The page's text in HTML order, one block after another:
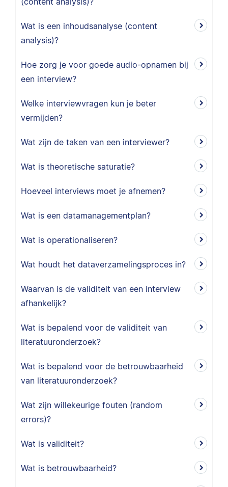
Wat is een inhoudsanalyse (content
analysis)?
Hoe zorg je voor goede audio-opnamen bij
een interview?
Welke interviewvragen kun je beter
vermijden?
Wat zijn de taken van een interviewer?
Wat is theoretische saturatie?
Hoeveel interviews moet je afnemen?
Wat is een datamanagementplan?
Wat is operationaliseren?
Wat houdt het dataverzamelingsproces in?
Waarvan is de validiteit van een interview
afhankelijk?
Wat is bepalend voor de validiteit van
literatuuronderzoek?
Wat is bepalend voor de betrouwbaarheid
van literatuuronderzoek?
Wat zijn willekeurige fouten (random
errors)?
Wat is validiteit?
Wat is betrouwbaarheid?